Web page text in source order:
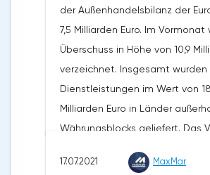
der Außenhandelsbilanz der
7,5 Milliarden Euro. Im Vormonat
Überschuss in Höhe von 10,9
verzeichnet. Insgesamt wurden
Dienstleistungen im Wert von
Milliarden Euro in Länder
Währungsblocks geliefert. Das
Monaten um 31,9 %. Die Importe
17.07.2021 MaxMar